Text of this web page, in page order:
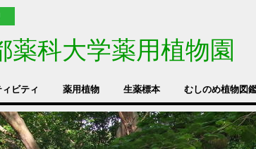
薬科大学薬用植物園
ビティ 薬用植物 生薬標本 むしのめ植物図